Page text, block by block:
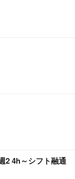
2 4h～シフト融通